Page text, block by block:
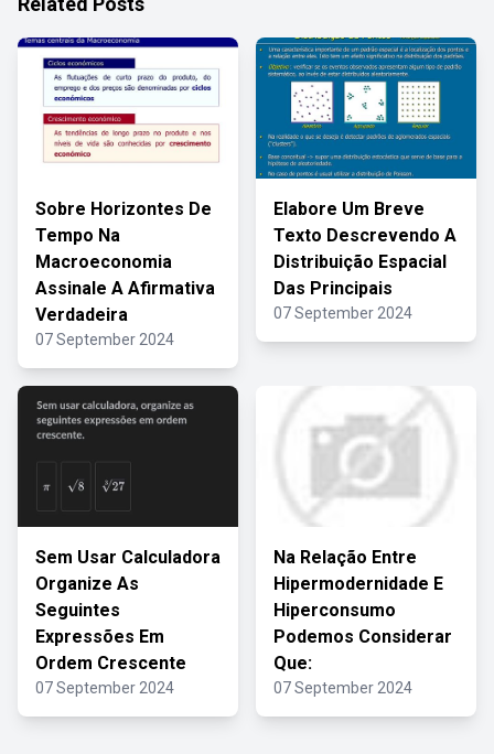
Sobre Horizontes De
Tempo Na
Macroeconomia
Assinale A Afirmativa
Verdadeira
07 September 2024
Elabore Um Breve
Texto Descrevendo A
Distribuição Espacial
Das Principais
07 September 2024
Sem Usar Calculadora
Organize As
Seguintes
Expressões Em
Ordem Crescente
07 September 2024
Na Relação Entre
Hipermodernidade E
Hiperconsumo
Podemos Considerar
Que:
07 September 2024